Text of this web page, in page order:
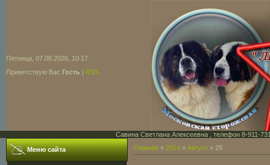
Пятница, 07.08.2026, 10:17
Приветствую Вас Гость | RSS
Савина Светлана Алексеевна , телефон 8-911-
Меню сайта Главная » 2014 » Август » 29